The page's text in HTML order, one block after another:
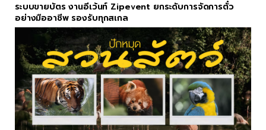
ระบบขายบัตร งานอีเว้นท์ Zipevent ยกระดับการจัดการตั๋ว
อย่างมืออาชีพ รองรับทุกสเกล